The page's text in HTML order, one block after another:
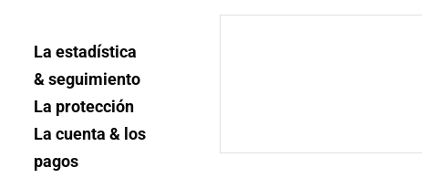
La estadística
& seguimiento
La protección
La cuenta & los
pagos